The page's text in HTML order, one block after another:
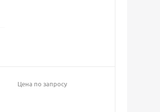
Цена по запросу